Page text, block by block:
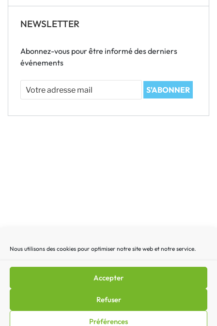
Nous utilisons des cookies pour optimiser notre site web et notre service.
Accepter
Refuser
Préférences
NEWSLETTER
Abonnez-vous pour être informé des derniers
événements
Votre
adresse
S'ABONNER
Recherche
cookies|Politique de confidentialité|Politique de cookies